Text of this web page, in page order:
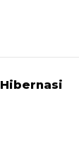
Hibernasi